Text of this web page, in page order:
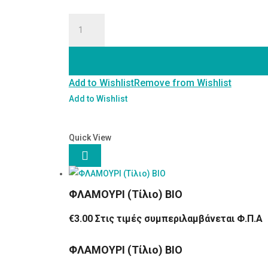
Add to WishlistRemove from Wishlist
Add to Wishlist
Quick View

ΦΛΑΜΟΥΡΙ (Τίλιο) ΒΙΟ
€3.00 Στις τιμές συμπεριλαμβάνεται Φ.Π.Α
ΦΛΑΜΟΥΡΙ (Τίλιο) ΒΙΟ